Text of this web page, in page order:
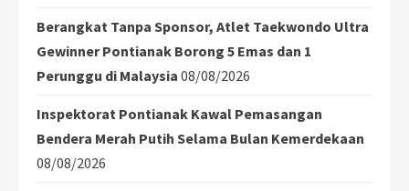
Berangkat Tanpa Sponsor, Atlet Taekwondo Ultra
Gewinner Pontianak Borong 5 Emas dan 1
Perunggu di Malaysia 08/08/2026
Inspektorat Pontianak Kawal Pemasangan
Bendera Merah Putih Selama Bulan Kemerdekaan
08/08/2026